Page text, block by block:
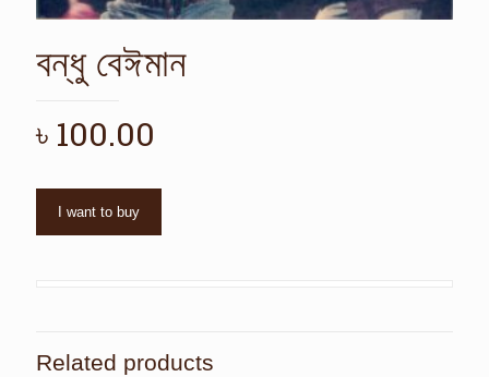
বন্ধু বেঈমান
৳ 100.00
I want to buy
Related products